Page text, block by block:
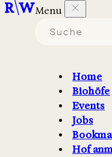
Menu
Home
Biohöfe
Events
Jobs
Hof
Biohöfe
Karte